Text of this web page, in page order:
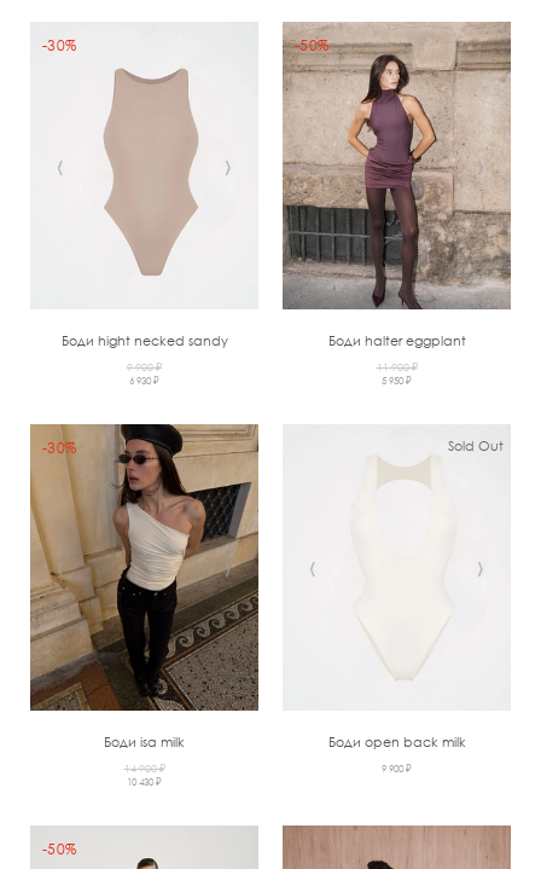
‹ ›
-30%
Боди hight necked sandy
9 900 ₽
6 930 ₽
‹ ›
-50%
Боди halter eggplant
11 900 ₽
5 950 ₽
‹ ›
-30%
Боди isa milk
14 900 ₽
10 430 ₽
‹ ›
Sold Out
Боди open back milk
9 900 ₽
-50%